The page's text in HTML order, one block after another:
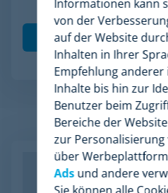
meiner Daten gemäß der
Informationen kann
von der
auf der Website
Inhalten in Ihrer
Empfehlung
Inhalte bis hin zur
Benutzer beim
Bereiche der
zur Personalisierung
über
Adsund andere
Sie können alle